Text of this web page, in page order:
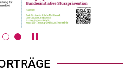
Karussell anhalten /